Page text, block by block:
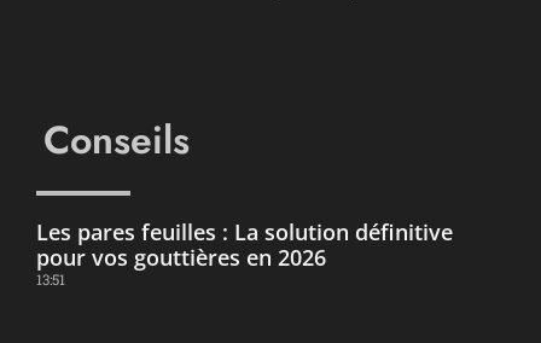
Conseils
Les pares feuilles : La solution définitive
pour vos gouttières en 2026
13:51